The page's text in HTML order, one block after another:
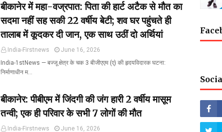
बीकानेर में महा-वज्रपात: पिता की हार्ट अटैक से मौत का
सदमा नहीं सह सकी 22 वर्षीय बेटी; शव घर पहुंचते ही
तालाब में कूदकर दी जान, एक साथ उठीं दो अर्थियां
India-Firstnews
June 16, 2026
India-1stNews ​— बज्जू क्षेत्र के चक 3 बीजीएएम (ए) की हृदयविदारक घटना:
निर्माणाधीन म…
बीकानेर: पीबीएम में जिंदगी की जंग हारी 2 वर्षीय मासूम
तन्वी; एक ही परिवार के सभी 7 लोगों की मौत
India-Firstnews
June 16, 2026